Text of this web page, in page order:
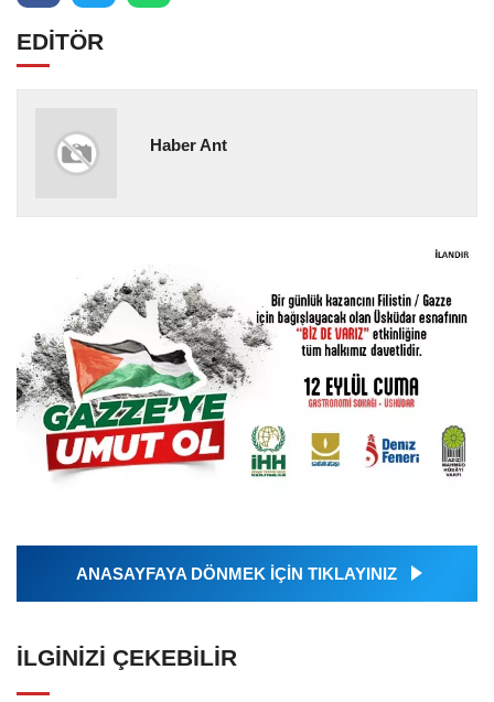
EDİTÖR
Haber Ant
ANASAYFAYA DÖNMEK İÇİN TIKLAYINIZ
İLGINIZI ÇEKEBILIR